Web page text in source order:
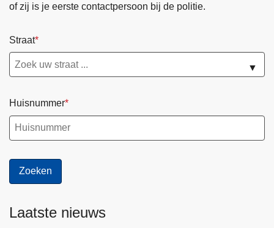
of zij is je eerste contactpersoon bij de politie.
Straat
▼
Huisnummer
Laatste nieuws